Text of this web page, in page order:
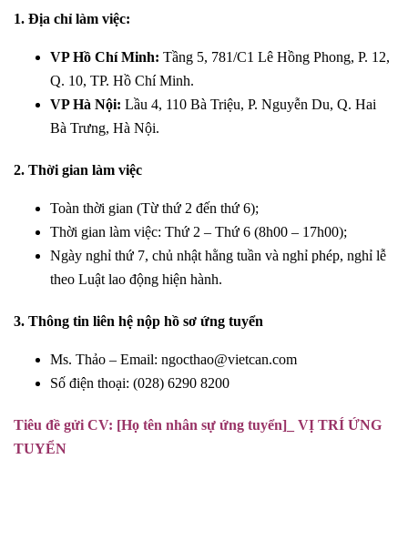
1. Địa chỉ làm việc:
VP Hồ Chí Minh: Tầng 5, 781/C1 Lê Hồng Phong, P. 12,
Q. 10, TP. Hồ Chí Minh.
VP Hà Nội: Lầu 4, 110 Bà Triệu, P. Nguyễn Du, Q. Hai
Bà Trưng, Hà Nội.
2. Thời gian làm việc
Toàn thời gian (Từ thứ 2 đến thứ 6);
Thời gian làm việc: Thứ 2 – Thứ 6 (8h00 – 17h00);
Ngày nghỉ thứ 7, chủ nhật hằng tuần và nghỉ phép, nghỉ lễ
theo Luật lao động hiện hành.
3. Thông tin liên hệ nộp hồ sơ ứng tuyển
Ms. Thảo – Email: ngocthao@vietcan.com
Số điện thoại: (028) 6290 8200
Tiêu đề gửi CV: [Họ tên nhân sự ứng tuyển]_ VỊ TRÍ ỨNG
TUYỂN